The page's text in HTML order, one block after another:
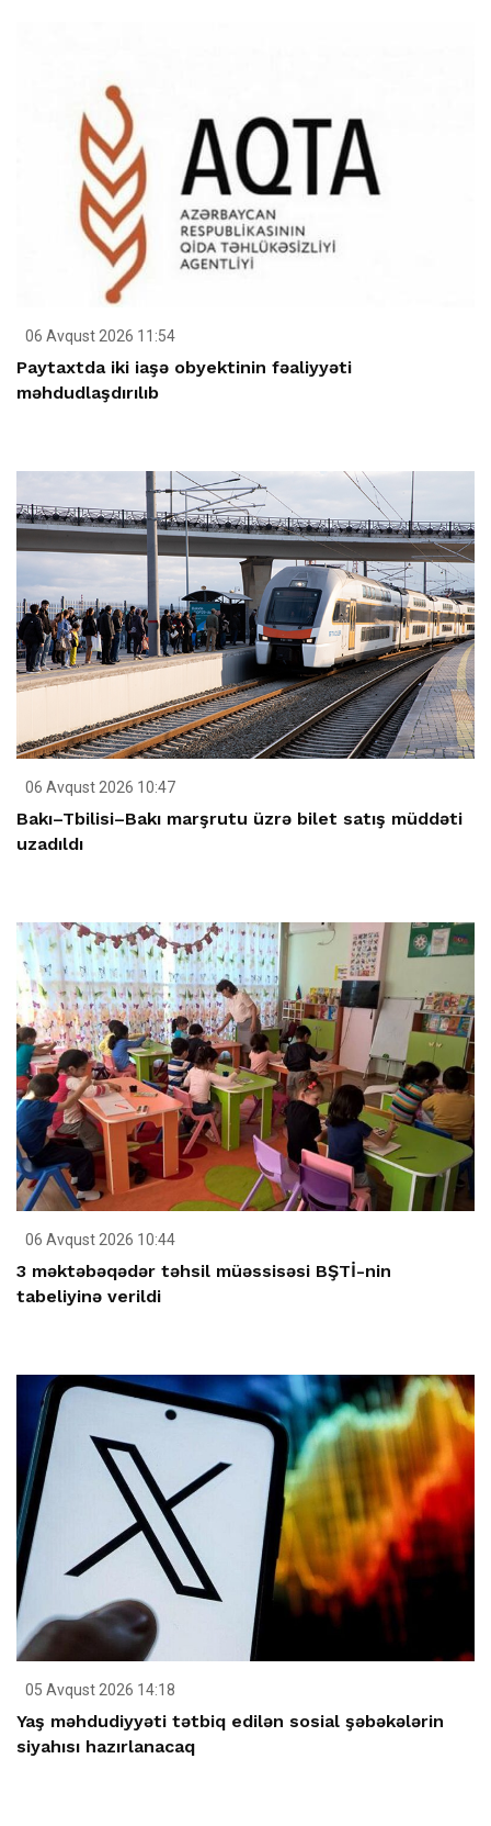
06 Avqust 2026 11:54
Paytaxtda iki iaşə obyektinin fəaliyyəti
məhdudlaşdırılıb
06 Avqust 2026 10:47
Bakı–Tbilisi–Bakı marşrutu üzrə bilet satış müddəti
uzadıldı
06 Avqust 2026 10:44
3 məktəbəqədər təhsil müəssisəsi BŞTİ-nin
tabeliyinə verildi
05 Avqust 2026 14:18
Yaş məhdudiyyəti tətbiq edilən sosial şəbəkələrin
siyahısı hazırlanacaq